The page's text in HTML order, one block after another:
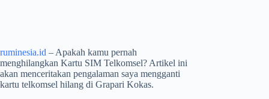
ruminesia.id – Apakah kamu pernah
menghilangkan Kartu SIM Telkomsel? Artikel ini
akan menceritakan pengalaman saya mengganti
kartu telkomsel hilang di Grapari Kokas.